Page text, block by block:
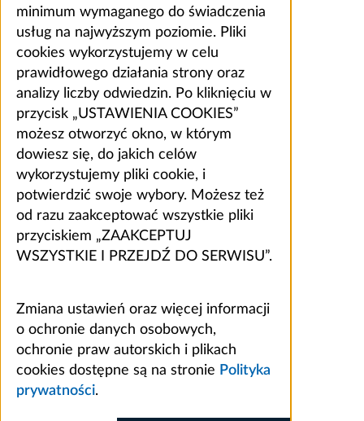
minimum wymaganego do świadczenia
usług na najwyższym poziomie. Pliki
cookies wykorzystujemy w celu
prawidłowego działania strony oraz
analizy liczby odwiedzin. Po kliknięciu w
przycisk „USTAWIENIA COOKIES”
możesz otworzyć okno, w którym
dowiesz się, do jakich celów
wykorzystujemy pliki cookie, i
potwierdzić swoje wybory. Możesz też
od razu zaakceptować wszystkie pliki
przyciskiem „ZAAKCEPTUJ
WSZYSTKIE I PRZEJDŹ DO SERWISU”.
Zmiana ustawień oraz więcej informacji
o ochronie danych osobowych,
ochronie praw autorskich i plikach
cookies dostępne są na stronie Polityka
prywatności.